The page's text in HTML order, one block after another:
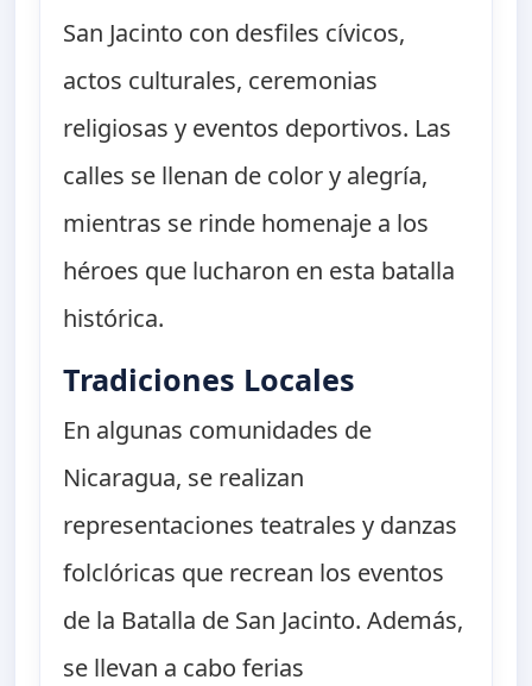
San Jacinto con desfiles cívicos,
actos culturales, ceremonias
religiosas y eventos deportivos. Las
calles se llenan de color y alegría,
mientras se rinde homenaje a los
héroes que lucharon en esta batalla
histórica.
Tradiciones Locales
En algunas comunidades de
Nicaragua, se realizan
representaciones teatrales y danzas
folclóricas que recrean los eventos
de la Batalla de San Jacinto. Además,
se llevan a cabo ferias